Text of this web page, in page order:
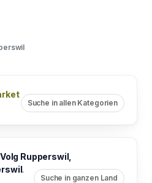
Suche in allen Kategorien
Volg Rupperswil,
.
Suche in ganzen Land